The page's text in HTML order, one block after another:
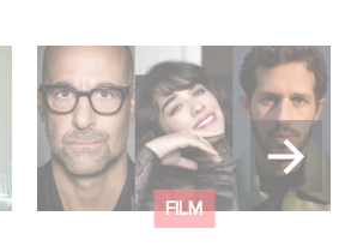
FILM
Le riprese di Masterplan
sono ufficialmente iniziate
in Francia e in Italia!